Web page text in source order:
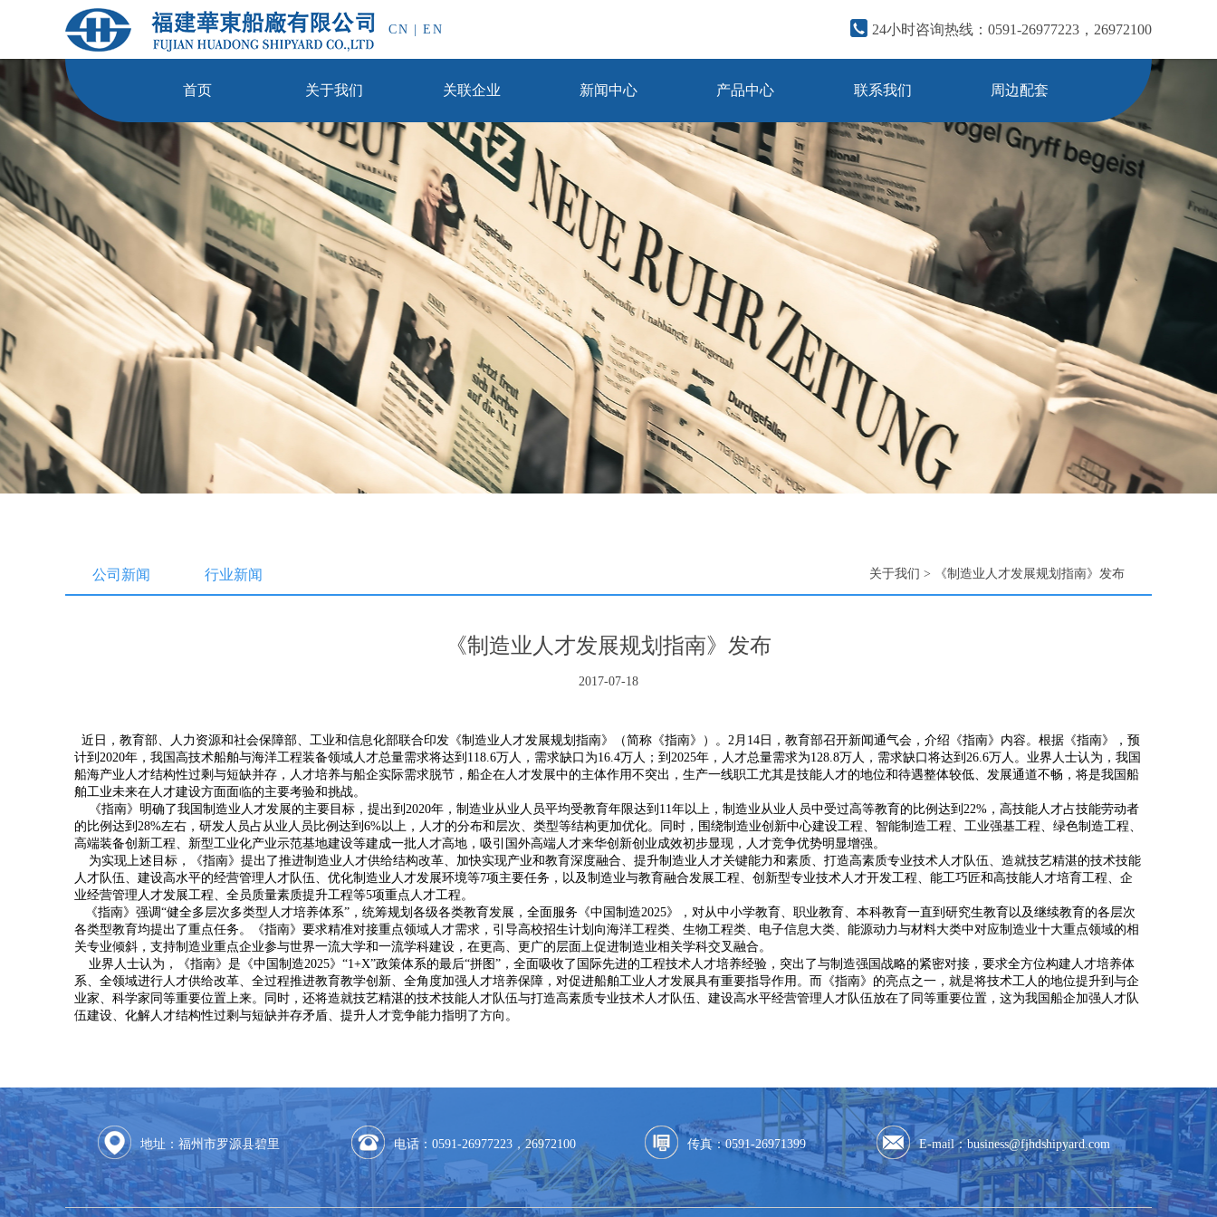
CN EN 24小时咨询热线： 0591-26977223，26972100
首页 关于我们 关联企业 新闻中心 产品中心 联系我们 周边配套
公司新闻 行业新闻 关于我们 > 《制造业人才发展规划指南》发布
《制造业人才发展规划指南》发布
2017-07-18
近日，教育部、人力资源和社会保障部、工业和信息化部联合印发《制造业人才发展规划指南》（简称《指南》）。2月14日，教育部召开新闻通气会，介绍《指南》内容。根据《指南》，预
计到2020年，我国高技术船舶与海洋工程装备领域人才总量需求将达到118.6万人，需求缺口为16.4万人；到2025年，人才总量需求为128.8万人，需求缺口将达到26.6万人。业界人士认为，我国
船海产业人才结构性过剩与短缺并存，人才培养与船企实际需求脱节，船企在人才发展中的主体作用不突出，生产一线职工尤其是技能人才的地位和待遇整体较低、发展通道不畅，将是我国船
舶工业未来在人才建设方面面临的主要考验和挑战。
《指南》明确了我国制造业人才发展的主要目标，提出到2020年，制造业从业人员平均受教育年限达到11年以上，制造业从业人员中受过高等教育的比例达到22%，高技能人才占技能劳动者
的比例达到28%左右，研发人员占从业人员比例达到6%以上，人才的分布和层次、类型等结构更加优化。同时，围绕制造业创新中心建设工程、智能制造工程、工业强基工程、绿色制造工程、
高端装备创新工程、新型工业化产业示范基地建设等建成一批人才高地，吸引国外高端人才来华创新创业成效初步显现，人才竞争优势明显增强。
为实现上述目标，《指南》提出了推进制造业人才供给结构改革、加快实现产业和教育深度融合、提升制造业人才关键能力和素质、打造高素质专业技术人才队伍、造就技艺精湛的技术技能
人才队伍、建设高水平的经营管理人才队伍、优化制造业人才发展环境等7项主要任务，以及制造业与教育融合发展工程、创新型专业技术人才开发工程、能工巧匠和高技能人才培育工程、企
业经营管理人才发展工程、全员质量素质提升工程等5项重点人才工程。
《指南》强调“健全多层次多类型人才培养体系”，统筹规划各级各类教育发展，全面服务《中国制造2025》，对从中小学教育、职业教育、本科教育一直到研究生教育以及继续教育的各层次
各类型教育均提出了重点任务。《指南》要求精准对接重点领域人才需求，引导高校招生计划向海洋工程类、生物工程类、电子信息大类、能源动力与材料大类中对应制造业十大重点领域的相
关专业倾斜，支持制造业重点企业参与世界一流大学和一流学科建设，在更高、更广的层面上促进制造业相关学科交叉融合。
业界人士认为，《指南》是《中国制造2025》“1+X”政策体系的最后“拼图”，全面吸收了国际先进的工程技术人才培养经验，突出了与制造强国战略的紧密对接，要求全方位构建人才培养体
系、全领域进行人才供给改革、全过程推进教育教学创新、全角度加强人才培养保障，对促进船舶工业人才发展具有重要指导作用。而《指南》的亮点之一，就是将技术工人的地位提升到与企
业家、科学家同等重要位置上来。同时，还将造就技艺精湛的技术技能人才队伍与打造高素质专业技术人才队伍、建设高水平经营管理人才队伍放在了同等重要位置，这为我国船企加强人才队
伍建设、化解人才结构性过剩与短缺并存矛盾、提升人才竞争能力指明了方向。
地址：福州市罗源县碧里 电话： 0591-26977223，26972100 传真：0591-26971399 E-mail：business@fjhdshipyard.com